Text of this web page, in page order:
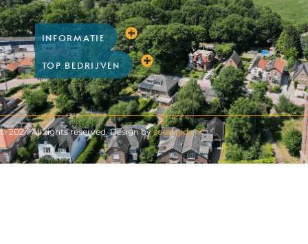
INFORMATIE
TOP BEDRIJVEN
© 2024 All rights reserved. Design bysoestgids.nl